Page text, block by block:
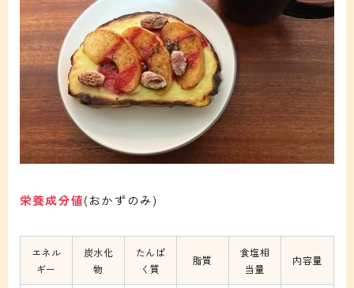
栄養成分値(おかずのみ)
エネル
ギー
炭水化
物
たんぱ
く質
脂質
食塩相
当量
内容量